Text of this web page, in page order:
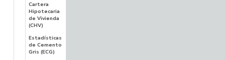
Cartera
Hipotecaria
de Vivienda
(CHV)
Estadísticas
de Cemento
Gris (ECG)